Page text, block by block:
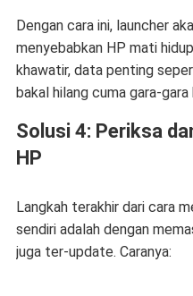
Dengan cara ini, launcher
menyebabkan HP mati
khawatir, data penting
bakal hilang cuma gara-
Solusi 4: Periksa
HP
Langkah terakhir dari cara
sendiriadalah dengan
juga ter-update. Caranya: